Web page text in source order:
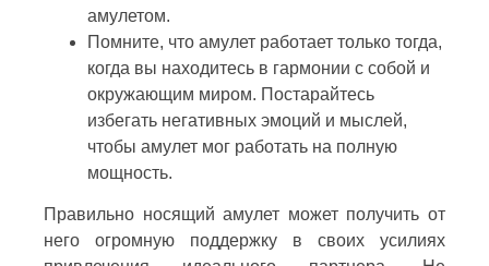
амулетом.
Помните, что амулет работает только тогда,
когда вы находитесь в гармонии с собой и
окружающим миром. Постарайтесь
избегать негативных эмоций и мыслей,
чтобы амулет мог работать на полную
мощность.
Правильно носящий амулет может получить от
него огромную поддержку в своих усилиях